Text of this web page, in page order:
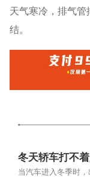
天气寒冷，排气
结。
冬天轿车打不
当汽车进入冬季时